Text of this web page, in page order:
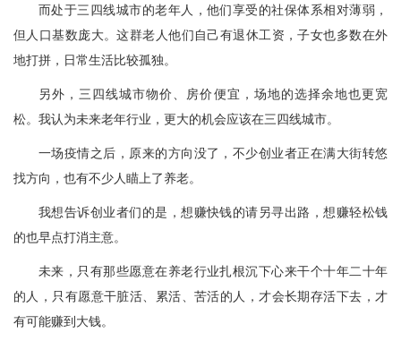
而处于三四线城市的老年人，他们享受的社保体系相对薄弱，
但人口基数庞大。这群老人他们自己有退休工资，子女也多数在外
地打拼，日常生活比较孤独。
另外，三四线城市物价、房价便宜，场地的选择余地也更宽
松。我认为未来老年行业，更大的机会应该在三四线城市。
一场疫情之后，原来的方向没了，不少创业者正在满大街转悠
找方向，也有不少人瞄上了养老。
我想告诉创业者们的是，想赚快钱的请另寻出路，想赚轻松钱
的也早点打消主意。
未来，只有那些愿意在养老行业扎根沉下心来干个十年二十年
的人，只有愿意干脏活、累活、苦活的人，才会长期存活下去，才
有可能赚到大钱。